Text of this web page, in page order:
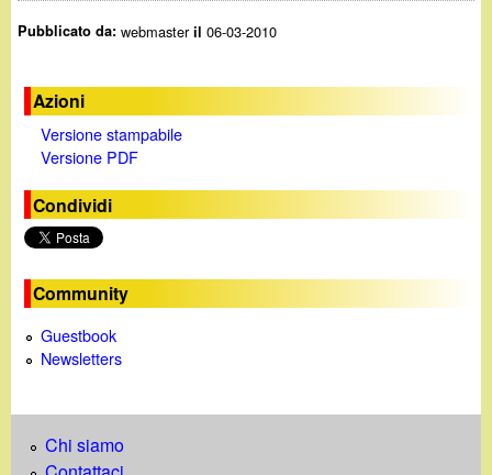
Pubblicato da:webmasteril 06-03-2010
Azioni
Versione stampabile
Versione PDF
Condividi
Community
Guestbook
Newsletters
Chi siamo